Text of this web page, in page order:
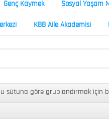
Genç Kaymek Sosyal Yaşam
KBB Aile Akademisi
sütuna göre gruplandırmak için